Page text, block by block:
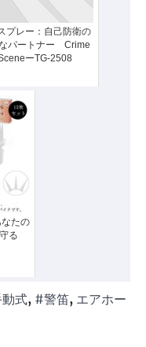
プレー：自己防衛の
パートナー Crime
ーTG-2508
たの
る
式, #警笛, エアホー